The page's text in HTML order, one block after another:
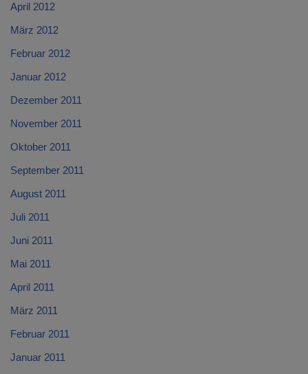
April 2012
März 2012
Februar 2012
Januar 2012
Dezember 2011
November 2011
Oktober 2011
September 2011
August 2011
Juli 2011
Juni 2011
Mai 2011
April 2011
März 2011
Februar 2011
Januar 2011